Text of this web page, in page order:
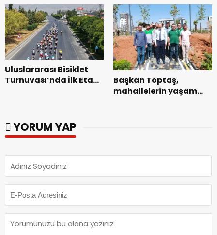
ziyaret.
Uluslararası Bisiklet
Turnuvası’nda İlk Etap
Başkan Toptaş,
mahallelerin yaşam
YORUM YAP